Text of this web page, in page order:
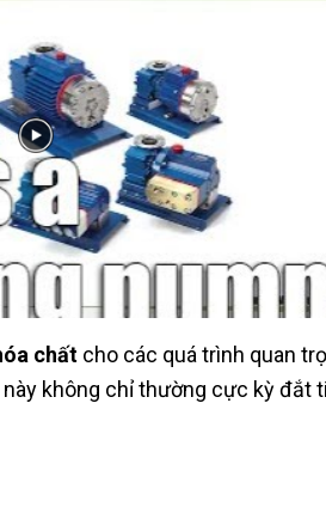
chấtcho các quá trình quan
không chỉ thường cực kỳ đắt